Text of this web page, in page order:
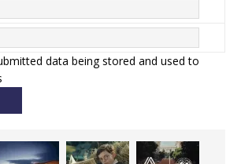
data being stored and used to